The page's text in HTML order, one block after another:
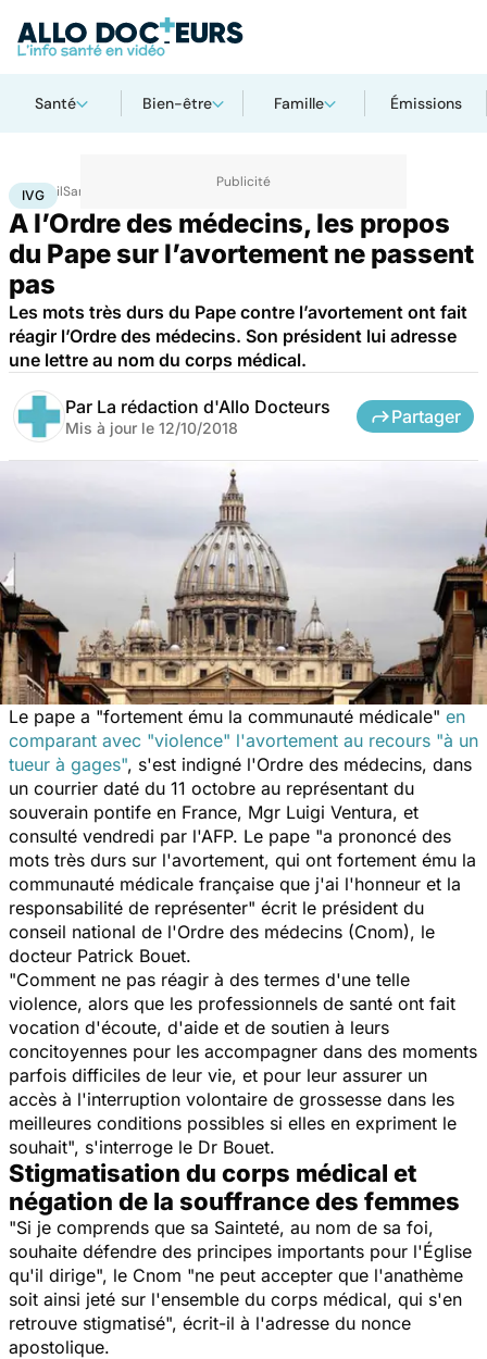
Santé Bien-être Famille Émissions
AccueilSanté
IVG
A l’Ordre des médecins, les propos
du Pape sur l’avortement ne passent
pas
Les mots très durs du Pape contre l’avortement ont fait
réagir l’Ordre des médecins. Son président lui adresse
une lettre au nom du corps médical.
Par La rédaction d'Allo Docteurs
Mis à jour le 12/10/2018
Partager
Le pape a "fortement ému la communauté médicale" en
comparant avec "violence" l'avortement au recours "à un
tueur à gages", s'est indigné l'Ordre des médecins, dans
un courrier daté du 11 octobre au représentant du
souverain pontife en France, Mgr Luigi Ventura, et
consulté vendredi par l'AFP. Le pape "a prononcé des
mots très durs sur l'avortement, qui ont fortement ému la
communauté médicale française que j'ai l'honneur et la
responsabilité de représenter" écrit le président du
conseil national de l'Ordre des médecins (Cnom), le
docteur Patrick Bouet.
"Comment ne pas réagir à des termes d'une telle
violence, alors que les professionnels de santé ont fait
vocation d'écoute, d'aide et de soutien à leurs
concitoyennes pour les accompagner dans des moments
parfois difficiles de leur vie, et pour leur assurer un
accès à l'interruption volontaire de grossesse dans les
meilleures conditions possibles si elles en expriment le
souhait", s'interroge le Dr Bouet.
Stigmatisation du corps médical et
négation de la souffrance des femmes
"Si je comprends que sa Sainteté, au nom de sa foi,
souhaite défendre des principes importants pour l'Église
qu'il dirige", le Cnom "ne peut accepter que l'anathème
soit ainsi jeté sur l'ensemble du corps médical, qui s'en
retrouve stigmatisé", écrit-il à l'adresse du nonce
apostolique.